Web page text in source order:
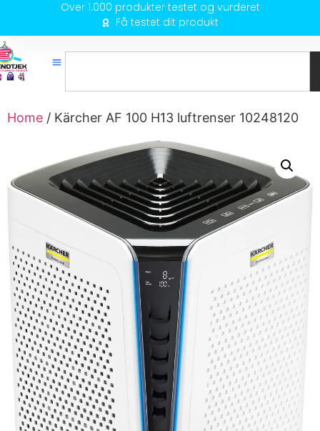
Over 1.000 produkter testet og vurderet
Få testet dit produkt
Home / Kärcher AF 100 H13 luftrenser 10248120